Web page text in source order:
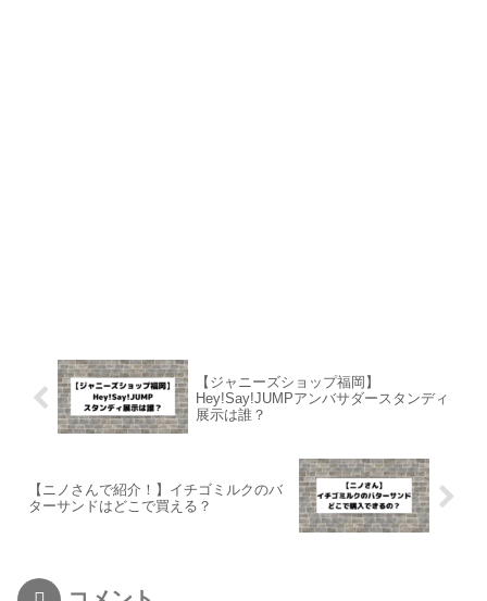
【ジャニーズショップ福岡】
Hey!Say!JUMPアンバサダースタンディ
展示は誰？
【ニノさんで紹介！】イチゴミルクのバ
ターサンドはどこで買える？